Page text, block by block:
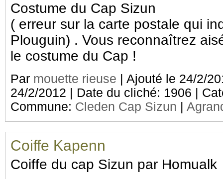
Costume du Cap Sizun
( erreur sur la carte postale qui
Plouguin) . Vous reconnaîtrez
le costume du Cap !
Par mouette rieuse | Ajouté le 24/2/
24/2/2012 | Date du cliché: 1906 |
Commune: Cleden Cap Sizun
Coiffe Kapenn
Coiffe du cap Sizun par Homualk